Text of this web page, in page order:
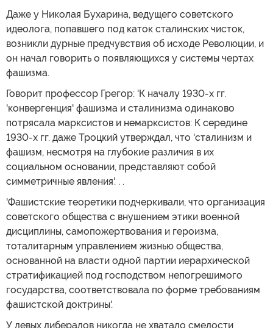
Даже у Николая Бухарина, ведущего советского
идеолога, попавшего под каток сталинских чисток,
возникли дурные предчувствия об исходе Революции, и
он начал говорить о появляющихся у системы чертах
фашизма.
Говорит профессор Грегор: 'К началу 1930-х гг.
'конвергенция' фашизма и сталинизма одинаково
потрясала марксистов и немарксистов: К середине
1930-х гг. даже Троцкий утверждал, что 'сталинизм и
фашизм, несмотря на глубокие различия в их
социальном основании, представляют собой
симметричные явления'. . .
'Фашистские теоретики подчеркивали, что организация
советского общества с внушением этики военной
дисциплины, самопожертвования и героизма,
тоталитарным управлением жизнью общества,
основанной на власти одной партии иерархической
стратификацией под господством непогрешимого
государства, соответствовала по форме требованиям
фашистской доктрины'.
У левых либералов никогда не хватало смелости